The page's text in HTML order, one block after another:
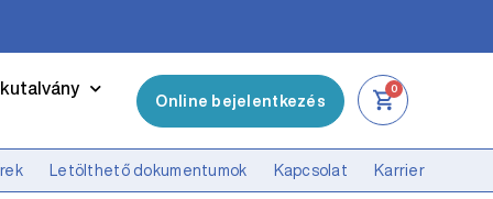
Online bejelentkezés
0
Letölthető dokumentumok Kapcsolat Karrier